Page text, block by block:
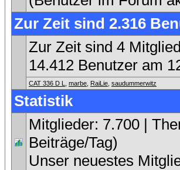
Zur Zeit sind 2.316
Zur Zeit sind 4
14.412 Benutzer am
CAT 336 D L marbe RaiLie saudummerwitz
Statistik
Mitglieder: 7.700 |
Beiträge/Tag)
Unser neuestes